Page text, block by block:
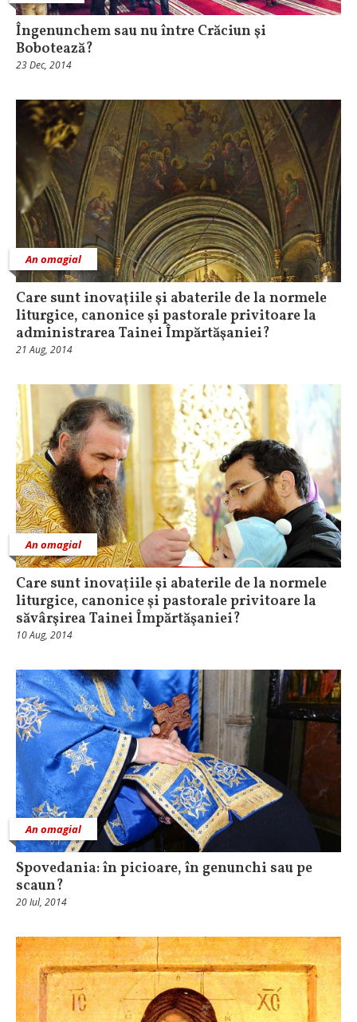
Îngenunchem sau nu între Crăciun şi
Bobotează?
23 Dec, 2014
An omagial
Care sunt inovaţiile şi abaterile de la normele
liturgice, canonice şi pastorale privitoare la
administrarea Tainei Împărtăşaniei?
21 Aug, 2014
An omagial
Care sunt inovaţiile şi abaterile de la normele
liturgice, canonice şi pastorale privitoare la
săvârşirea Tainei Împărtăşaniei?
10 Aug, 2014
An omagial
Spovedania: în picioare, în genunchi sau pe
scaun?
20 Iul, 2014